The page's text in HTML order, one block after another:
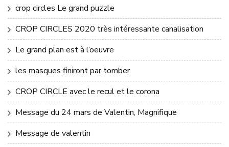
crop circles Le grand puzzle
CROP CIRCLES 2020 très intéressante canalisation
Le grand plan est à l’oeuvre
les masques finiront par tomber
CROP CIRCLE avec le recul et le corona
Message du 24 mars de Valentin, Magnifique
Message de valentin